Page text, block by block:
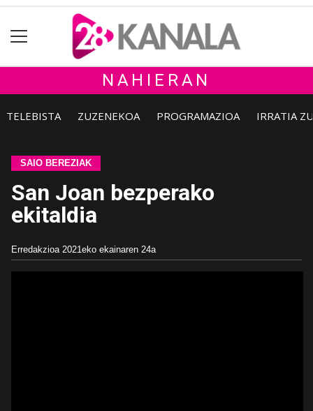
NAHIERAN
TELEBISTA ZUZENEKOA PROGRAMAZIOA IRRATIA
SAIO BEREZIAK
San Joan bezperako
ekitaldia
Erredakzioa 2021eko ekainaren 24a